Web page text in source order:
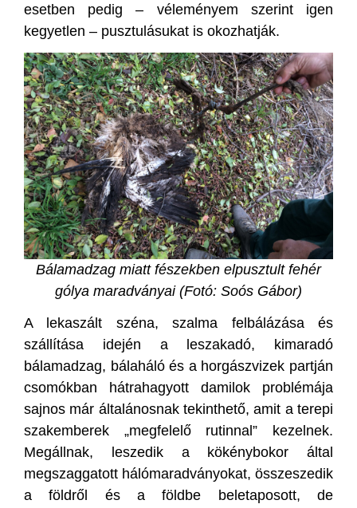
esetben pedig – véleményem szerint igen
kegyetlen – pusztulásukat is okozhatják.
Bálamadzag miatt fészekben elpusztult fehér
gólya maradványai (Fotó: Soós Gábor)
A lekaszált széna, szalma felbálázása és
szállítása idején a leszakadó, kimaradó
bálamadzag, bálaháló és a horgászvizek partján
csomókban hátrahagyott damilok problémája
sajnos már általánosnak tekinthető, amit a terepi
szakemberek „megfelelő rutinnal” kezelnek.
Megállnak, leszedik a kökénybokor által
megszaggatott hálómaradványokat, összeszedik
a földről és a földbe beletaposott, de